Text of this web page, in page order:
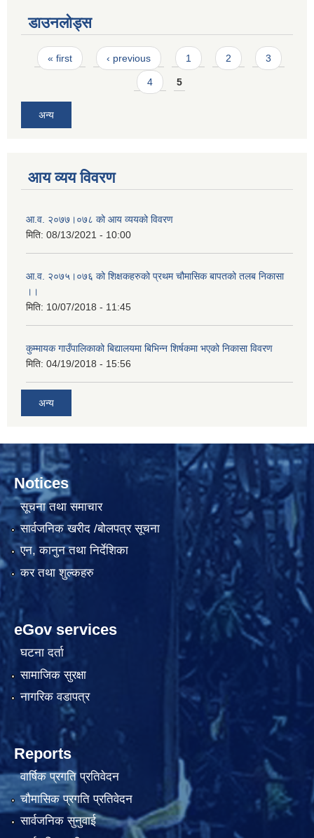
डाउनलोड्स
Pages
« first ‹ previous 1 2 3
4 5
अन्य
आय व्यय विवरण
आ.व. २०७७।०७८ को आय व्ययको विवरण
मिति: 08/13/2021 - 10:00
आ.व. २०७५।०७६ को शिक्षकहरुको प्रथम चौमासिक बापतको तलब निकासा
।।
मिति: 10/07/2018 - 11:45
कुम्मायक गाउँपालिकाको बिद्यालयमा बिभिन्न शिर्षकमा भएको निकासा विवरण
मिति: 04/19/2018 - 15:56
अन्य
Notices
सूचना तथा समाचार
सार्वजनिक खरीद /बोलपत्र सूचना
एन, कानुन तथा निर्देशिका
कर तथा शुल्कहरु
eGov services
घटना दर्ता
सामाजिक सुरक्षा
नागरिक वडापत्र
Reports
वार्षिक प्रगति प्रतिवेदन
चौमासिक प्रगति प्रतिवेदन
सार्वजनिक सुनुवाई